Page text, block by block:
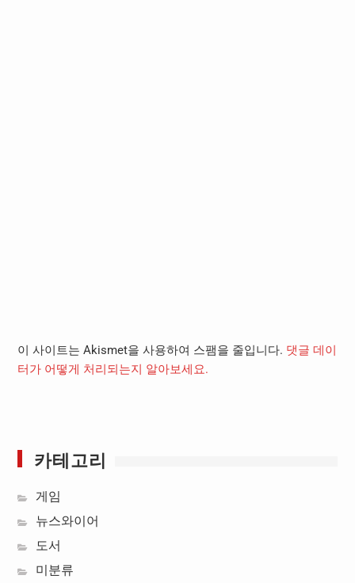
이 사이트는 Akismet을 사용하여 스팸을 줄입니다. 댓글 데이
터가 어떻게 처리되는지 알아보세요.
카테고리
게임
뉴스와이어
도서
미분류